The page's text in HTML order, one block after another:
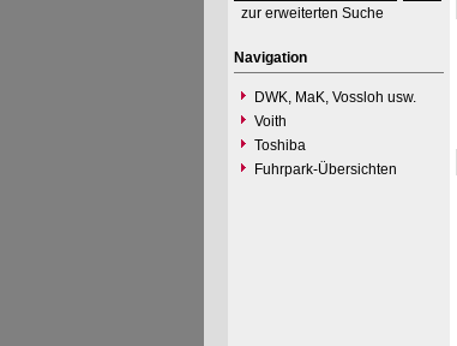
zur erweiterten Suche
Navigation
DWK, MaK, Vossloh usw.
Voith
Toshiba
Fuhrpark-Übersichten